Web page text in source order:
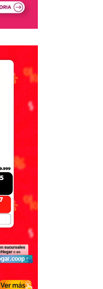
de la presentación.
las autoridades
especializados
realizar una denuncia
dinero perdido
de las
operación y de las
financieras y
analizarse si existió
la entidad bancaria
inusuales o
ante los organismos